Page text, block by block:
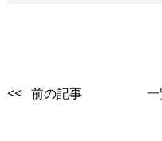
<< 前の記事